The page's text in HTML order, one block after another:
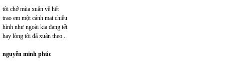
tôi chở mùa xuân về hết
trao em một cánh mai chiều
hình như ngoài kia đang tết
hay lòng tôi đã xuân theo...
nguyễn minh phúc